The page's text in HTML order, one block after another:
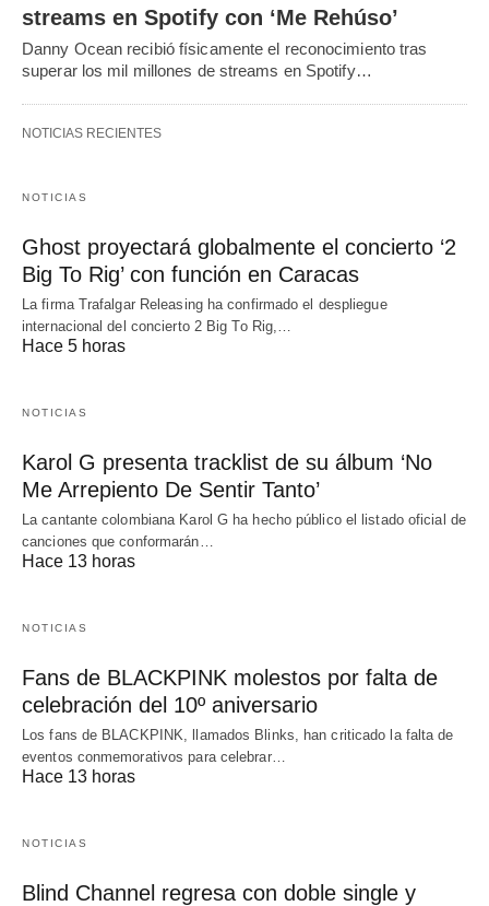
streams en Spotify con ‘Me Rehúso’
Danny Ocean recibió físicamente el reconocimiento tras
superar los mil millones de streams en Spotify…
NOTICIAS RECIENTES
NOTICIAS
Ghost proyectará globalmente el concierto ‘2
Big To Rig’ con función en Caracas
La firma Trafalgar Releasing ha confirmado el despliegue
internacional del concierto 2 Big To Rig,…
Hace 5 horas
NOTICIAS
Karol G presenta tracklist de su álbum ‘No
Me Arrepiento De Sentir Tanto’
La cantante colombiana Karol G ha hecho público el listado oficial de
canciones que conformarán…
Hace 13 horas
NOTICIAS
Fans de BLACKPINK molestos por falta de
celebración del 10º aniversario
Los fans de BLACKPINK, llamados Blinks, han criticado la falta de
eventos conmemorativos para celebrar…
Hace 13 horas
NOTICIAS
Blind Channel regresa con doble single y